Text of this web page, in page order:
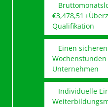
€3,478,51
Qualifikation
Einen
Unternehmen
Individuelle